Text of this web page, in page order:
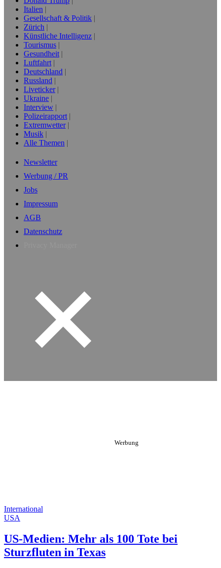
Italien
Gesellschaft & Politik
Zürich
Künstliche Intelligenz
Tourismus
Gesundheit
Luftfahrt
Deutschland
Russland
Liveticker
Ukraine
Interview
Polizeirapport
Extremwetter
Musik
Alle Themen
Newsletter
Werbung / PR
Jobs
Impressum
AGB
Datenschutz
International
USA
US-Medien: Mehr als 100 Tote bei
Sturzfluten in Texas